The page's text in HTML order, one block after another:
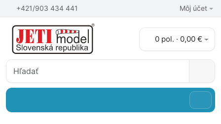
+421/903 434 441 Môj účet
0 pol. · 0,00 €